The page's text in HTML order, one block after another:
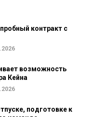
контракт с
возможность
Кейна
подготовке к